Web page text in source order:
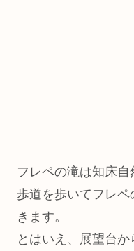
フレペの滝は知床
歩道を歩いてフレ
きます。
とはいえ、展望台